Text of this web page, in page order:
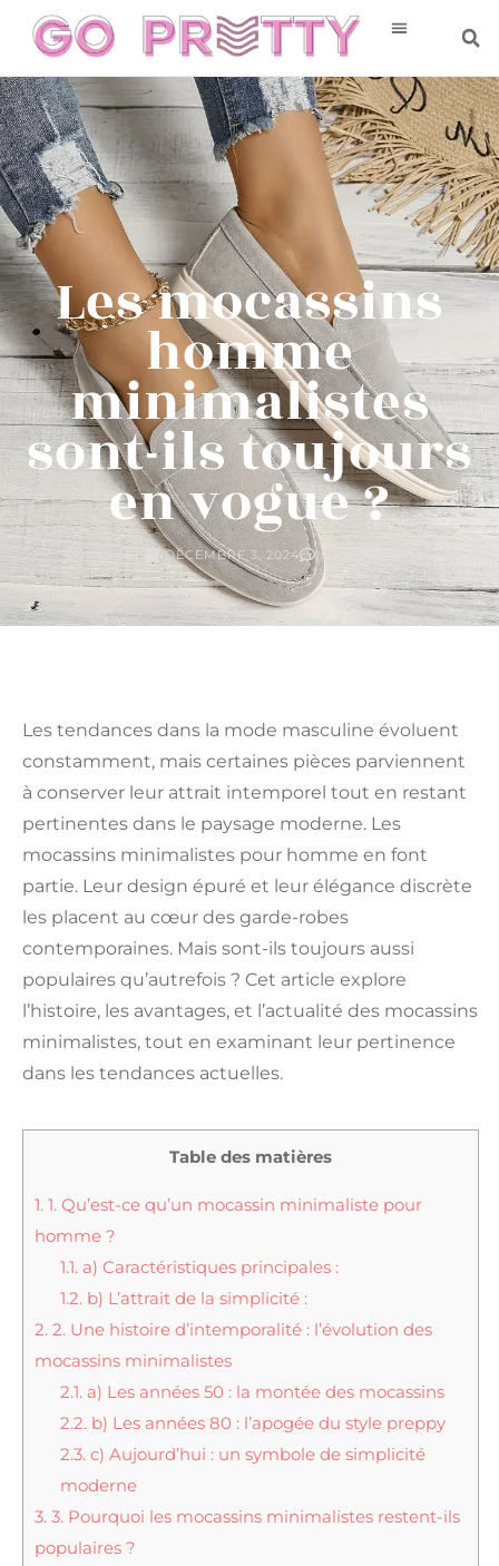
Les mocassins
homme
minimalistes
sont-ils toujours
en vogue ?
SOPHIE DÉCEMBRE 3, 2024 NO COMMENTS
Les tendances dans la mode masculine évoluent
constamment, mais certaines pièces parviennent
à conserver leur attrait intemporel tout en restant
pertinentes dans le paysage moderne. Les
mocassins minimalistes pour homme en font
partie. Leur design épuré et leur élégance discrète
les placent au cœur des garde-robes
contemporaines. Mais sont-ils toujours aussi
populaires qu’autrefois ? Cet article explore
l’histoire, les avantages, et l’actualité des mocassins
minimalistes, tout en examinant leur pertinence
dans les tendances actuelles.
Table des matières
1. 1. Qu’est-ce qu’un mocassin minimaliste pour
homme ?
1.1. a) Caractéristiques principales :
1.2. b) L’attrait de la simplicité :
2. 2. Une histoire d’intemporalité : l’évolution des
mocassins minimalistes
2.1. a) Les années 50 : la montée des mocassins
2.2. b) Les années 80 : l’apogée du style preppy
2.3. c) Aujourd’hui : un symbole de simplicité
moderne
3. 3. Pourquoi les mocassins minimalistes restent-ils
populaires ?